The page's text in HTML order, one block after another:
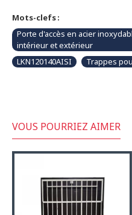
Mots-clefs :
Porte d'accès en acier
intérieur et extérieur
LKN120140AISI
Trappes
VOUS POURRIEZ AIMER